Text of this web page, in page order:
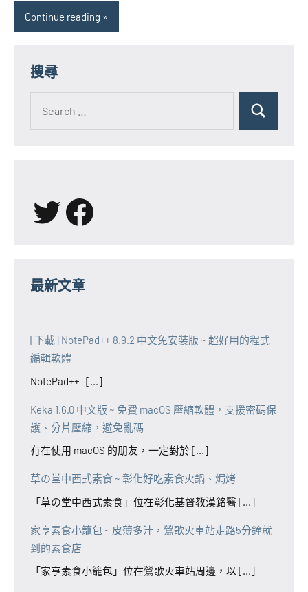
Continue reading
搜尋
for:
Search
X Facebook
最新文章
[下載] NotePad++ 8.9.2 中文免安裝版 ~ 超好用的程式
編輯軟體
NotePad++ [...]
Keka 1.6.0 中文版 ~ 免費 macOS 壓縮軟體，支援密碼保
護、分片壓縮，避免亂碼
有在使用 macOS 的朋友，一定對於 [...]
草の堂中西式素食 ~ 彰化好吃素食火鍋、焗烤
「草の堂中西式素食」位在彰化基督教漢銘醫 [...]
家亨素食小籠包 ~ 皮薄多汁，鶯歌火車站走路5分鐘就
到的素食店
「家亨素食小籠包」位在鶯歌火車站周邊，以 [...]